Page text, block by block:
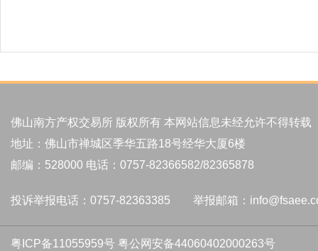
佛山南方产权交易所 版权所有 本网站信息未经允许不得转载
地址：佛山市禅城区季华五路18号经华大厦6楼
邮编：528000 电话：0757-82366582/82365878
投诉举报电话：0757-82363385 举报邮箱：
粤ICP备11055959号 粤公网安备44060402000263号